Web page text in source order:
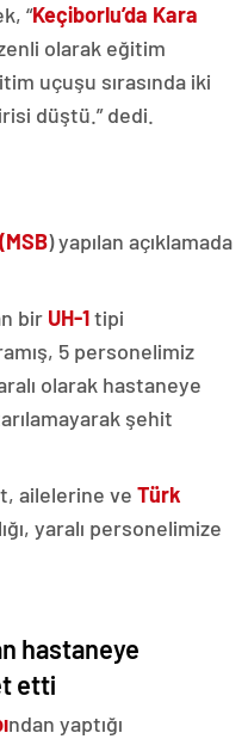
“Keçiborlu’da Kara
olarak eğitim
uçuşu sırasında iki
düştü.” dedi.
) yapılan açıklamada
bir UH-1tipi
5 personelimiz
olarak hastaneye
şehit
ailelerine ve Türk
yaralı personelimize
hastaneye
etti
ndan yaptığı